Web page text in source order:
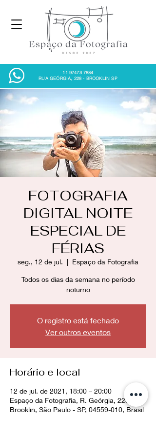
11 97473 7884
RUA GEÓRGIA, 228 - BROOKLIN SP
FOTOGRAFIA
DIGITAL NOITE
ESPECIAL DE
FÉRIAS
seg., 12 de jul.
  |
Espaço da Fotografia
Todos os dias da semana no período
noturno
O registro está fechado
Ver outros eventos
Horário e local
12 de jul. de 2021, 18:00 – 20:00
Espaço da Fotografia, R. Geórgia, 228 -
Brooklin, São Paulo - SP, 04559-010, Brasil